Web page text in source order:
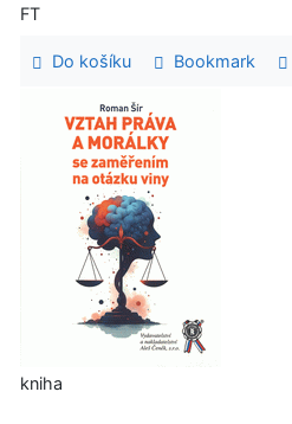
FT
Do košíku Bookmark
kniha